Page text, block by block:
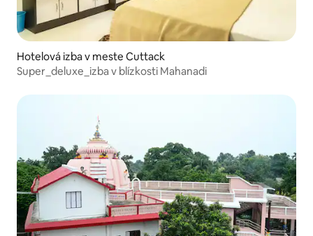
Hotelová izba v meste Cuttack
Super_deluxe_izba v blízkosti Mahanadi